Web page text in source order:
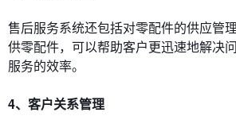
售后服务系统还包括对零配件的供应管
供零配件，可以帮助客户更迅速地解决
服务的效率。
4、客户关系管理